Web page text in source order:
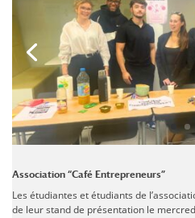
Association “Café Entrepreneurs”
Les étudiantes et étudiants de
de leur stand de présentation le